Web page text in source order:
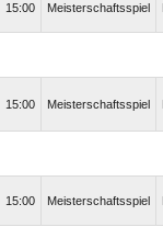
15:00 Meisterschaftsspiel
15:00 Meisterschaftsspiel
15:00 Meisterschaftsspiel